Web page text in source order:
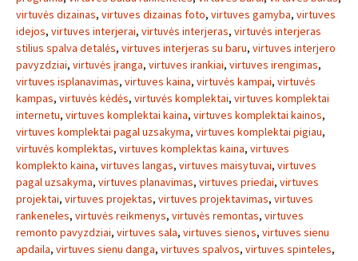
virtuvės dizainas, virtuves dizainas foto, virtuves gamyba, virtuves
idejos, virtuves interjerai, virtuvės interjeras, virtuvės interjeras
stilius spalva detalės, virtuves interjeras su baru, virtuves interjero
pavyzdziai, virtuvės įranga, virtuves irankiai, virtuves irengimas,
virtuves isplanavimas, virtuves kaina, virtuvės kampai, virtuvės
kampas, virtuvės kėdės, virtuvės komplektai, virtuves komplektai
internetu, virtuves komplektai kaina, virtuves komplektai kainos,
virtuves komplektai pagal uzsakyma, virtuves komplektai pigiau,
virtuvės komplektas, virtuves komplektas kaina, virtuves
komplekto kaina, virtuves langas, virtuves maisytuvai, virtuves
pagal uzsakyma, virtuves planavimas, virtuves priedai, virtuves
projektai, virtuves projektas, virtuves projektavimas, virtuves
rankeneles, virtuvės reikmenys, virtuvės remontas, virtuves
remonto pavyzdziai, virtuves sala, virtuves sienos, virtuves sienu
apdaila, virtuves sienu danga, virtuves spalvos, virtuves spinteles,